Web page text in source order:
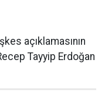
açıklamasının
Tayyip Erdoğan